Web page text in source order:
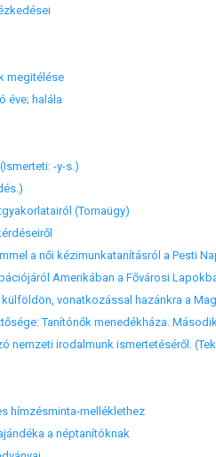
megitélése
éve; halála
-y-s.)
(Tornaügy)
a női kézimunkatanításról a Pesti
Amerikában a Fővárosi
vonatkozással hazánkra a
Tanítónők menedékháza.
nemzeti irodalmunk ismertetéséről.
hímzésminta-melléklethez
a néptanítóknak